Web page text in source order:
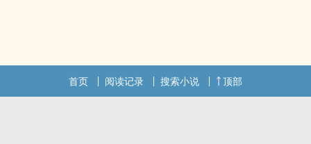
.
首页 阅读记录 搜索小说 顶部